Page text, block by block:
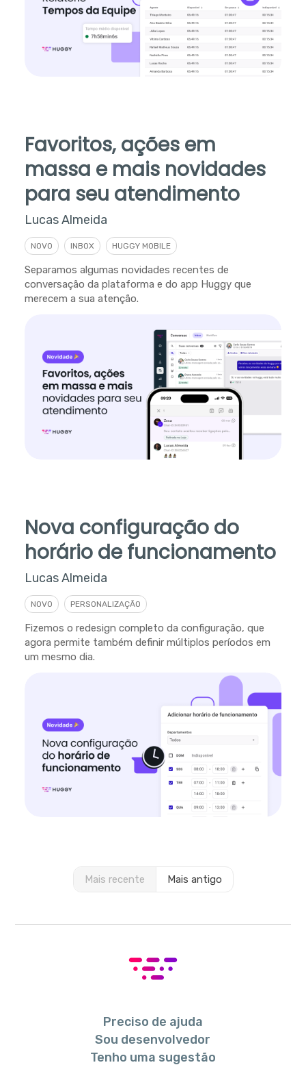
Favoritos, ações em
massa e mais novidades
para seu atendimento
Lucas Almeida
NOVO INBOX HUGGY MOBILE
Separamos algumas novidades recentes de
conversação da plataforma e do app Huggy que
merecem a sua atenção.
Nova configuração do
horário de funcionamento
Lucas Almeida
NOVO PERSONALIZAÇÃO
Fizemos o redesign completo da configuração, que
agora permite também definir múltiplos períodos em
um mesmo dia.
Mais recente Mais antigo
Preciso de ajuda
Sou desenvolvedor
Tenho uma sugestão